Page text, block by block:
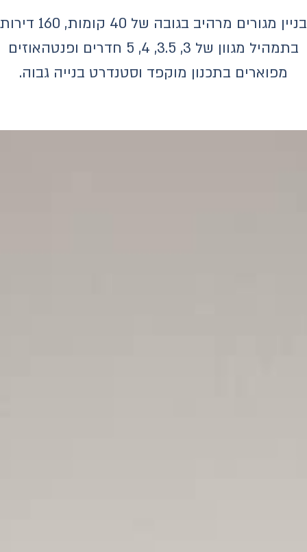
בניין מגורים מרהיב בגובה של 40 קומות, 160 דירות
בתמהיל מגוון של 3, 3.5, 4, 5 חדרים ופנטהאוזים
מפוארים בתכנון מוקפד וסטנדרט בנייה גבוה.